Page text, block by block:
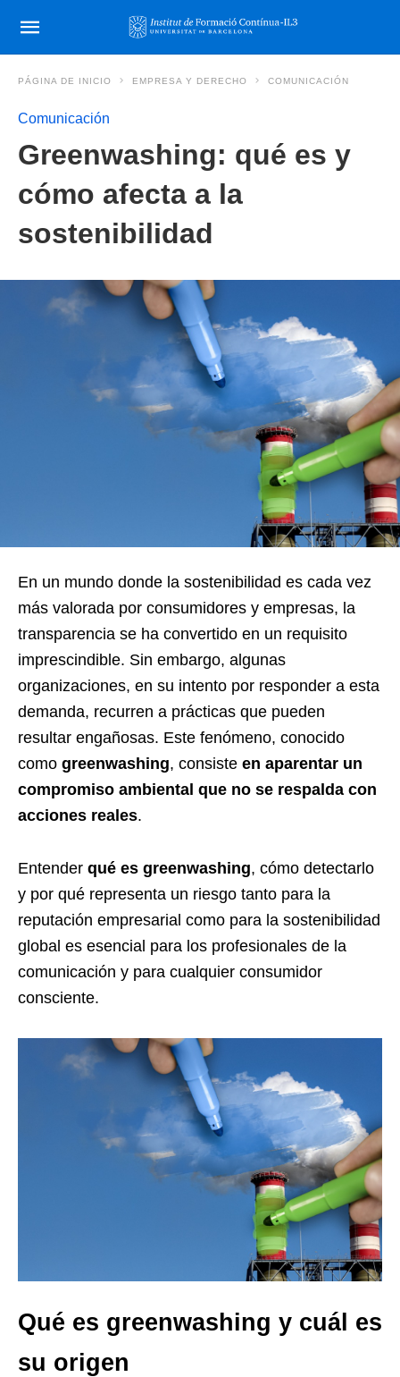
PÁGINA DE INICIO EMPRESA Y DERECHO COMUNICACIÓN
Comunicación
Greenwashing: qué es y
cómo afecta a la
sostenibilidad
En un mundo donde la sostenibilidad es cada vez
más valorada por consumidores y empresas, la
transparencia se ha convertido en un requisito
imprescindible. Sin embargo, algunas
organizaciones, en su intento por responder a esta
demanda, recurren a prácticas que pueden
resultar engañosas. Este fenómeno, conocido
como greenwashing, consiste en aparentar un
compromiso ambiental que no se respalda con
acciones reales.
Entender qué es greenwashing, cómo detectarlo
y por qué representa un riesgo tanto para la
reputación empresarial como para la sostenibilidad
global es esencial para los profesionales de la
comunicación y para cualquier consumidor
consciente.
Qué es greenwashing y cuál es
su origen